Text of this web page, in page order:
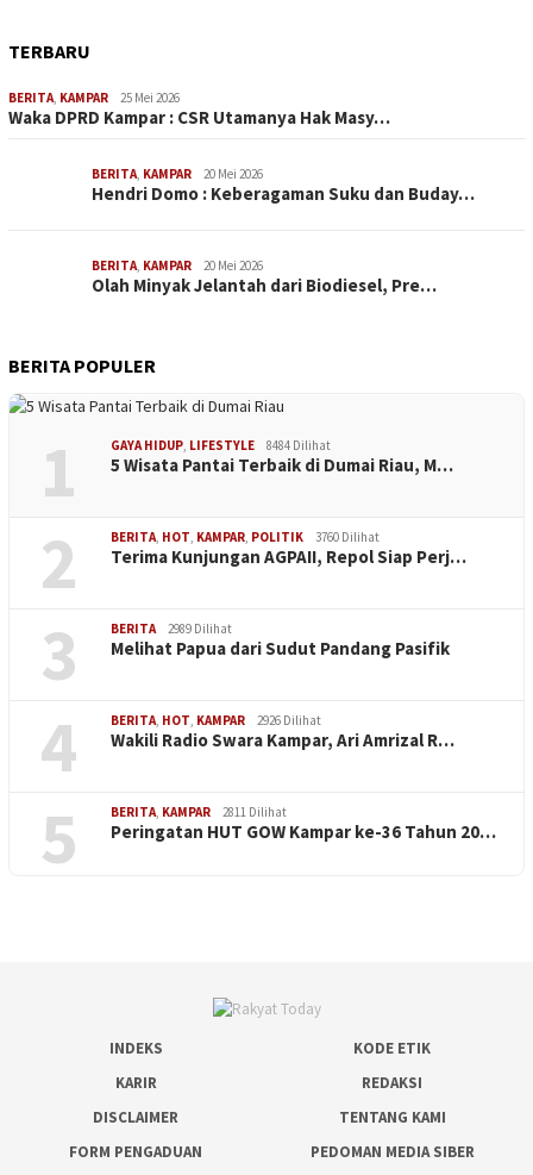
TERBARU
BERITA, KAMPAR 25 Mei 2026
Waka DPRD Kampar : CSR Utamanya Hak Masy…
BERITA, KAMPAR 20 Mei 2026
Hendri Domo : Keberagaman Suku dan Buday…
BERITA, KAMPAR 20 Mei 2026
Olah Minyak Jelantah dari Biodiesel, Pre…
BERITA POPULER
1 GAYA HIDUP, LIFESTYLE 8484 Dilihat
5 Wisata Pantai Terbaik di Dumai Riau, M…
2 BERITA, HOT, KAMPAR, POLITIK 3760 Dilihat
Terima Kunjungan AGPAII, Repol Siap Perj…
3 BERITA 2989 Dilihat
Melihat Papua dari Sudut Pandang Pasifik
4 BERITA, HOT, KAMPAR 2926 Dilihat
Wakili Radio Swara Kampar, Ari Amrizal R…
5 BERITA, KAMPAR 2811 Dilihat
Peringatan HUT GOW Kampar ke-36 Tahun 20…
INDEKS
KODE ETIK
KARIR
REDAKSI
DISCLAIMER
TENTANG KAMI
FORM PENGADUAN
PEDOMAN MEDIA SIBER